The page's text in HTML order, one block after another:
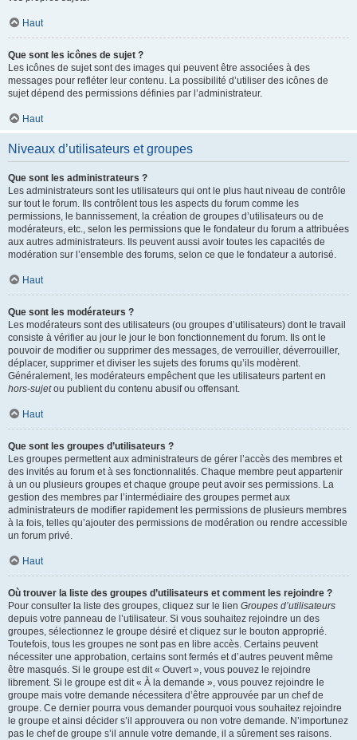
Haut
Que sont les icônes de sujet ?
Les icônes de sujet sont des images qui peuvent être associées à des
messages pour refléter leur contenu. La possibilité d’utiliser des icônes de
sujet dépend des permissions définies par l’administrateur.
Haut
Niveaux d’utilisateurs et groupes
Que sont les administrateurs ?
Les administrateurs sont les utilisateurs qui ont le plus haut niveau de contrôle
sur tout le forum. Ils contrôlent tous les aspects du forum comme les
permissions, le bannissement, la création de groupes d’utilisateurs ou de
modérateurs, etc., selon les permissions que le fondateur du forum a attribuées
aux autres administrateurs. Ils peuvent aussi avoir toutes les capacités de
modération sur l’ensemble des forums, selon ce que le fondateur a autorisé.
Haut
Que sont les modérateurs ?
Les modérateurs sont des utilisateurs (ou groupes d’utilisateurs) dont le travail
consiste à vérifier au jour le jour le bon fonctionnement du forum. Ils ont le
pouvoir de modifier ou supprimer des messages, de verrouiller, déverrouiller,
déplacer, supprimer et diviser les sujets des forums qu’ils modèrent.
Généralement, les modérateurs empêchent que les utilisateurs partent en
hors-sujetou publient du contenu abusif ou offensant.
Haut
Que sont les groupes d’utilisateurs ?
Les groupes permettent aux administrateurs de gérer l’accès des membres et
des invités au forum et à ses fonctionnalités. Chaque membre peut appartenir
à un ou plusieurs groupes et chaque groupe peut avoir ses permissions. La
gestion des membres par l’intermédiaire des groupes permet aux
administrateurs de modifier rapidement les permissions de plusieurs membres
à la fois, telles qu’ajouter des permissions de modération ou rendre accessible
un forum privé.
Haut
Où trouver la liste des groupes d’utilisateurs et comment les rejoindre ?
Pour consulter la liste des groupes, cliquez sur le lien Groupes d’utilisateurs
depuis votre panneau de l’utilisateur. Si vous souhaitez rejoindre un des
groupes, sélectionnez le groupe désiré et cliquez sur le bouton approprié.
Toutefois, tous les groupes ne sont pas en libre accès. Certains peuvent
nécessiter une approbation, certains sont fermés et d’autres peuvent même
être masqués. Si le groupe est dit « Ouvert », vous pouvez le rejoindre
librement. Si le groupe est dit « À la demande », vous pouvez rejoindre le
groupe mais votre demande nécessitera d’être approuvée par un chef de
groupe. Ce dernier pourra vous demander pourquoi vous souhaitez rejoindre
le groupe et ainsi décider s’il approuvera ou non votre demande. N’importunez
pas le chef de groupe s’il annule votre demande, il a sûrement ses raisons.